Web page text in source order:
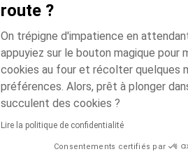
route ?
On trépigne d'impatience en
appuyiez sur le bouton magique pour
cookies au four et récolter quelques
préférences. Alors, prêt à plonger
succulent des cookies ?
Lire la politique de confidentialité
Consentements certifiés par